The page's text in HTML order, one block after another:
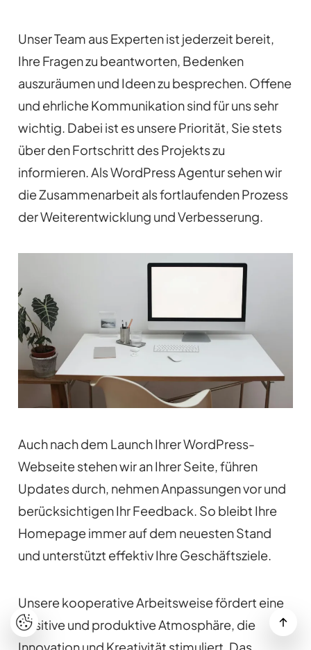
Unser Team aus Experten ist jederzeit bereit,
Ihre Fragen zu beantworten, Bedenken
auszuräumen und Ideen zu besprechen. Offene
und ehrliche Kommunikation sind für uns sehr
wichtig. Dabei ist es unsere Priorität, Sie stets
über den Fortschritt des Projekts zu
informieren. Als WordPress Agentur sehen wir
die Zusammenarbeit als fortlaufenden Prozess
der Weiterentwicklung und Verbesserung.
Auch nach dem Launch Ihrer WordPress-
Webseite stehen wir an Ihrer Seite, führen
Updates durch, nehmen Anpassungen vor und
berücksichtigen Ihr Feedback. So bleibt Ihre
Homepage immer auf dem neuesten Stand
und unterstützt effektiv Ihre Geschäftsziele.
Unsere kooperative Arbeitsweise fördert eine
positive und produktive Atmosphäre, die
Innovation und Kreativität stimuliert. Das